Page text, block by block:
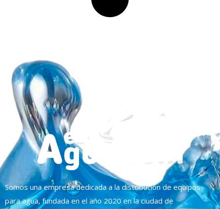
Somos una empresa dedicada a la distribución de equipos
para agua, fundada en el año 2020 en la ciudad de